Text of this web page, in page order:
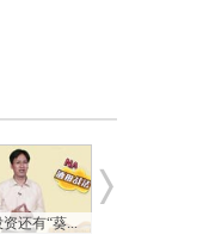
还有“葵...